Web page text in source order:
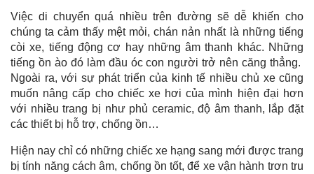
Việc di chuyển quá nhiều trên đường sẽ dễ khiến cho
chúng ta cảm thấy mệt mỏi, chán nản nhất là những tiếng
còi xe, tiếng động cơ hay những âm thanh khác. Những
tiếng ồn ào đó làm đầu óc con người trở nên căng thẳng.
Ngoài ra, với sự phát triển của kinh tế nhiều chủ xe cũng
muốn nâng cấp cho chiếc xe hơi của mình hiện đại hơn
với nhiều trang bị như phủ ceramic, độ âm thanh, lắp đặt
các thiết bị hỗ trợ, chống ồn…
Hiện nay chỉ có những chiếc xe hạng sang mới được trang
bị tính năng cách âm, chống ồn tốt, để xe vận hành trơn tru